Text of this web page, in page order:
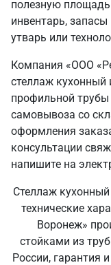
полезную
инвентарь,
утварь или
Компания «ООО
стеллаж
профильной
самовывоза со
оформления
консультации
напишите на
Стеллаж
технические
Воронеж»
стойками из
России, гарантия